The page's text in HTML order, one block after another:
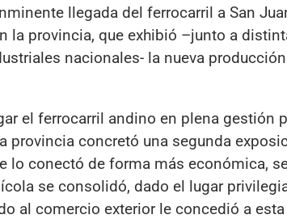
llegada del ferrocarril a San
la provincia, que exhibió –junto a
nacionales- la nueva
el ferrocarril andino en plena gestión
provincia concretó una segunda
lo conectó de forma más económica,
se consolidó, dado el lugar
al comercio exterior le concedió a